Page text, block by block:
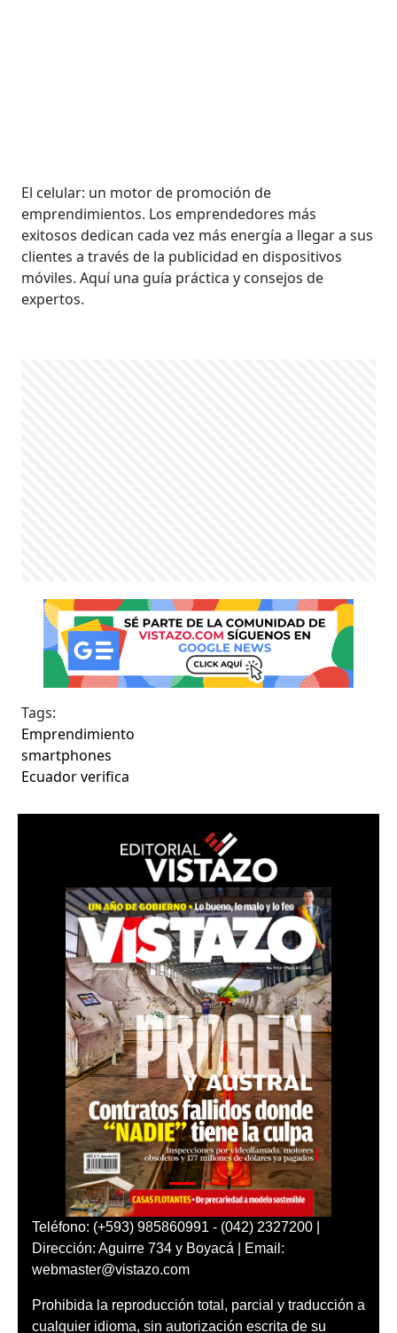
El celular: un motor de promoción de
emprendimientos. Los emprendedores más
exitosos dedican cada vez más energía a llegar a sus
clientes a través de la publicidad en dispositivos
móviles. Aquí una guía práctica y consejos de
expertos.
Tags:
Emprendimiento
smartphones
Ecuador verifica
Teléfono: (+593) 985860991 - (042) 2327200 |
Dirección: Aguirre 734 y Boyacá | Email:
webmaster@vistazo.com
Prohibida la reproducción total, parcial y traducción a
cualquier idioma, sin autorización escrita de su